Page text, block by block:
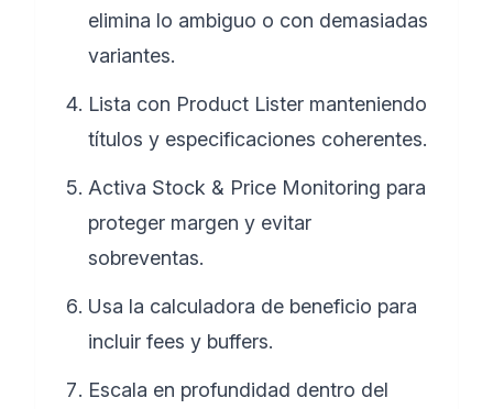
elimina lo ambiguo o con demasiadas
variantes.
Lista con Product Lister manteniendo
títulos y especificaciones coherentes.
Activa Stock & Price Monitoring para
proteger margen y evitar
sobreventas.
Usa la calculadora de beneficio para
incluir fees y buffers.
Escala en profundidad dentro del